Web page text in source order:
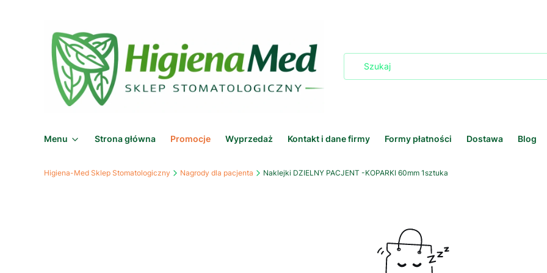
Menu Strona główna Promocje Wyprzedaż Kontakt i dane firmy Formy płatności Dostawa Blog
Higiena-Med Sklep Stomatologiczny Nagrody dla pacjenta Naklejki DZIELNY PACJENT -KOPARKI 60mm 1sztuka